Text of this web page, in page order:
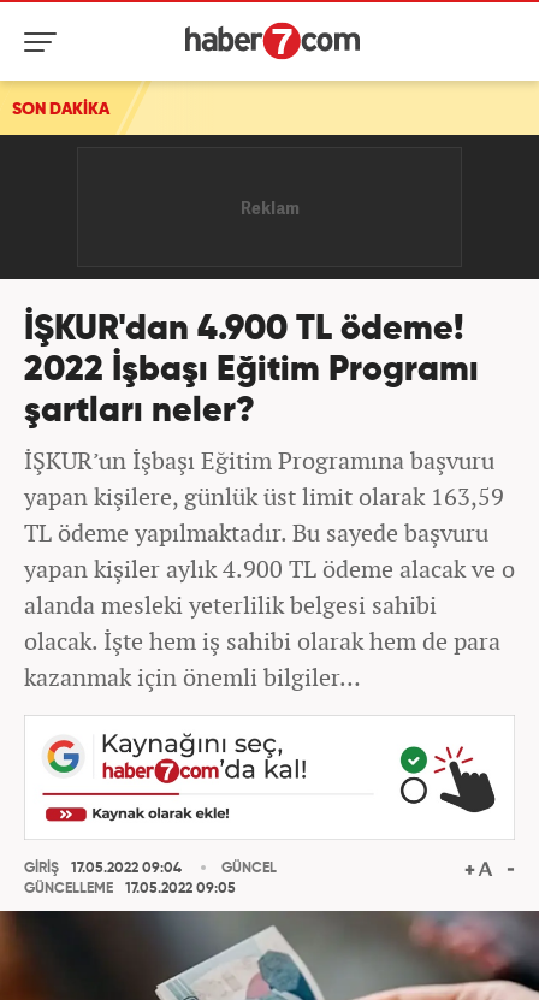
SON DAKİKA
İŞKUR'dan 4.900 TL ödeme!
2022 İşbaşı Eğitim Programı
şartları neler?
İŞKUR’un İşbaşı Eğitim Programına başvuru
yapan kişilere, günlük üst limit olarak 163,59
TL ödeme yapılmaktadır. Bu sayede başvuru
yapan kişiler aylık 4.900 TL ödeme alacak ve o
alanda mesleki yeterlilik belgesi sahibi
olacak. İşte hem iş sahibi olarak hem de para
kazanmak için önemli bilgiler…
GİRİŞ
17.05.2022 09:04
GÜNCELLEME
17.05.2022 09:05
GÜNCEL